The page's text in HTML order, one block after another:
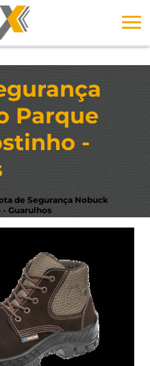
Parque
-
de Segurança Nobuck
Guarulhos